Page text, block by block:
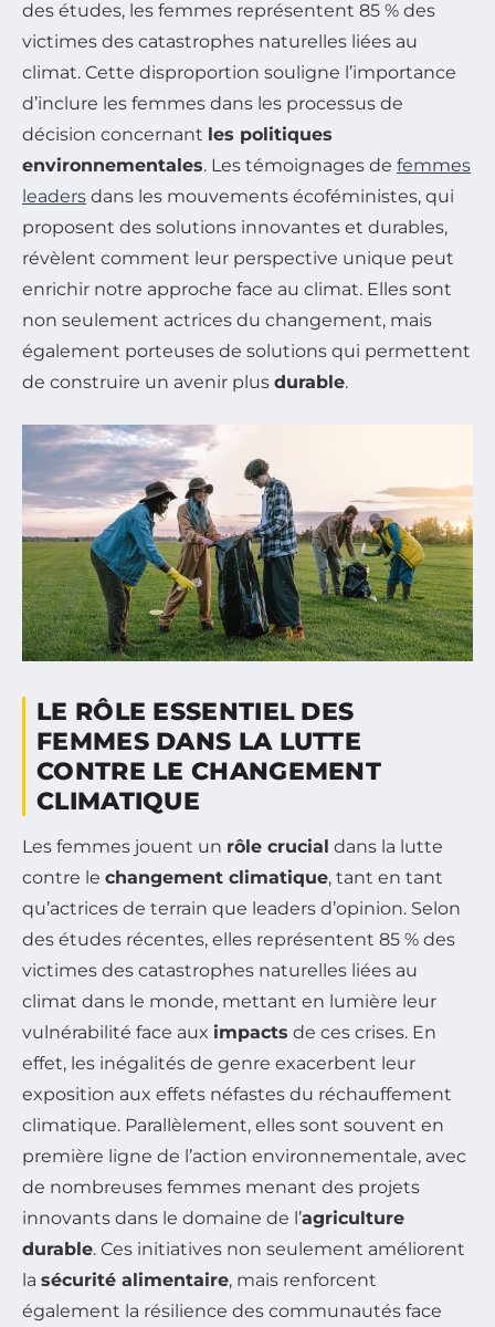
des études, les femmes représentent 85 % des
victimes des catastrophes naturelles liées au
climat. Cette disproportion souligne l’importance
d’inclure les femmes dans les processus de
décision concernant les politiques
environnementales. Les témoignages de femmes
leaders dans les mouvements écoféministes, qui
proposent des solutions innovantes et durables,
révèlent comment leur perspective unique peut
enrichir notre approche face au climat. Elles sont
non seulement actrices du changement, mais
également porteuses de solutions qui permettent
de construire un avenir plus durable.
LE RÔLE ESSENTIEL DES
FEMMES DANS LA LUTTE
CONTRE LE CHANGEMENT
CLIMATIQUE
Les femmes jouent un rôle crucial dans la lutte
contre le changement climatique, tant en tant
qu’actrices de terrain que leaders d’opinion. Selon
des études récentes, elles représentent 85 % des
victimes des catastrophes naturelles liées au
climat dans le monde, mettant en lumière leur
vulnérabilité face aux impacts de ces crises. En
effet, les inégalités de genre exacerbent leur
exposition aux effets néfastes du réchauffement
climatique. Parallèlement, elles sont souvent en
première ligne de l’action environnementale, avec
de nombreuses femmes menant des projets
innovants dans le domaine de l’agriculture
durable. Ces initiatives non seulement améliorent
la sécurité alimentaire, mais renforcent
également la résilience des communautés face